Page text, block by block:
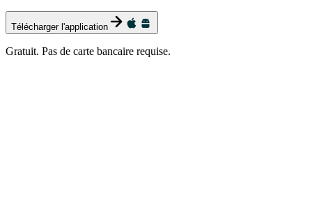
Télécharger l'application
Gratuit. Pas de carte bancaire requise.